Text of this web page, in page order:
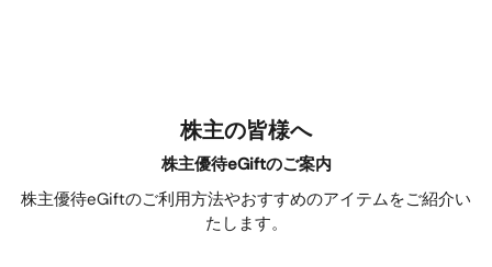
株主の皆様へ
株主優待eGiftのご案内
株主優待eGiftのご利用方法やおすすめのアイテムをご紹介い
たします。